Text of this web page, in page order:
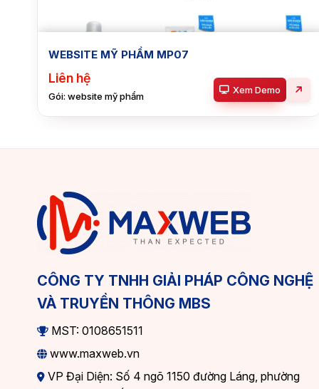
WEBSITE MỸ PHẨM MP07
Liên hệ
Gói: website mỹ phẩm
Xem Demo
CÔNG TY TNHH GIẢI PHÁP CÔNG NGHỆ
VÀ TRUYỀN THÔNG MBS
MST: 0108651511
www.maxweb.vn
VP Đại Diện: Số 4 ngõ 1150 đường Láng, phường